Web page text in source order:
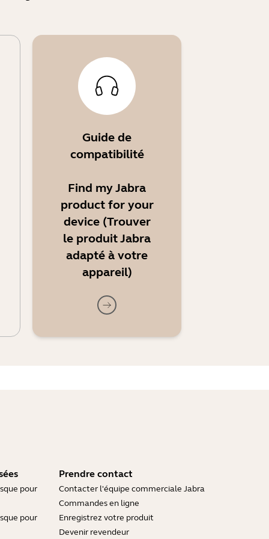
Guide de
compatibilité
Find my Jabra
product for your
device (Trouver
le produit Jabra
adapté à votre
appareil)
pour
pour
Prendre contact
Contacter l'équipe commerciale Jabra
Commandes en ligne
Enregistrez votre produit
Devenir revendeur